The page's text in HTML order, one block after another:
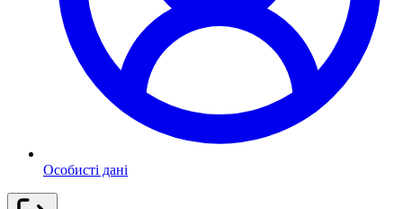
Особисті дані